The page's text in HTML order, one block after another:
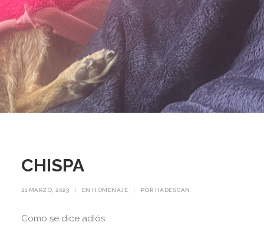
CHISPA
21 MARZO, 2023 | EN HOMENAJE | POR HADESCAN
Como se dice adiós: